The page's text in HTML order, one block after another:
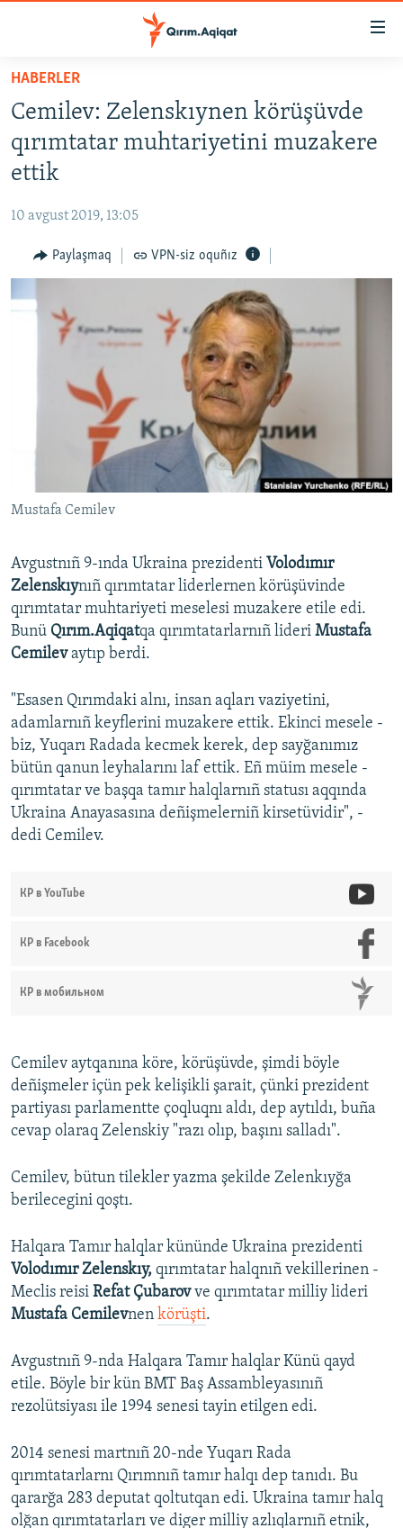
Esas
qaytmaq
Baş
navigatsiyağa
qaytmaq
Qıdıruvğa
qaytmaq
HABERLER
İQTİSADİYAT
MEDENİYET
İNSAN AQLARI
SÜRET
Українською
QOŞULIÑIZ!
RFE/RS bütün saytları
HABERLER
Cemilev: Zelenskıynen körüşüvde
qırımtatar muhtariyetini muzakere
ettik
10 avgust 2019, 13:05
Paylaşmaq VPN-siz oquñız
Mustafa Cemilev
Avgustnıñ 9-ında Ukraina prezidenti Volodımır
Zelenskıynıñ qırımtatar liderlernen körüşüvinde
qırımtatar muhtariyeti meselesi muzakere etile edi.
Bunü Qırım.Aqiqatqa qırımtatarlarnıñ lideri Mustafa
Cemilevaytıp berdi.
"Esasen Qırımdaki alnı, insan aqları vaziyetini,
adamlarnıñ keyflerini muzakere ettik. Ekinci mesele -
biz, Yuqarı Radada kecmek kerek, dep sayğanımız
bütün qanun leyhalarını laf ettik. Eñ müim mesele -
qırımtatar ve başqa tamır halqlarnıñ statusı aqqında
Ukraina Anayasasına deñişmelerniñ kirsetüvidir", -
dedi Cemilev.
КР в YouTube
КР в Facebook
КР в мобильном
Cemilev aytqanına köre, körüşüvde, şimdi böyle
deñişmeler içün pek kelişikli şarait, çünki prezident
partiyası parlamentte çoqluqnı aldı, dep aytıldı, buña
cevap olaraq Zelenskiy "razı olıp, başını salladı".
Cemilev, bütun tilekler yazma şekilde Zelenkıyğa
berilecegini qoştı.
Halqara Tamır halqlar kününde Ukraina prezidenti
Volodımır Zelenskıy, qırımtatar halqnıñ vekillerinen -
Meclis reisi Refat Çubarovve qırımtatar milliy lideri
Mustafa Cemilevnen körüşti.
Avgustnıñ 9-nda Halqara Tamır halqlar Künü qayd
etile. Böyle bir kün BMT Baş Assambleyasınıñ
rezolütsiyası ile 1994 senesi tayin etilgen edi.
2014 senesi martnıñ 20-nde Yuqarı Rada
qırımtatarlarnı Qırımnıñ tamır halqı dep tanıdı. Bu
qararğa 283 deputat qoltutqan edi. Ukraina tamır halq
olğan qırımtatarları ve diger milliy azlıqlarnıñ etnik,